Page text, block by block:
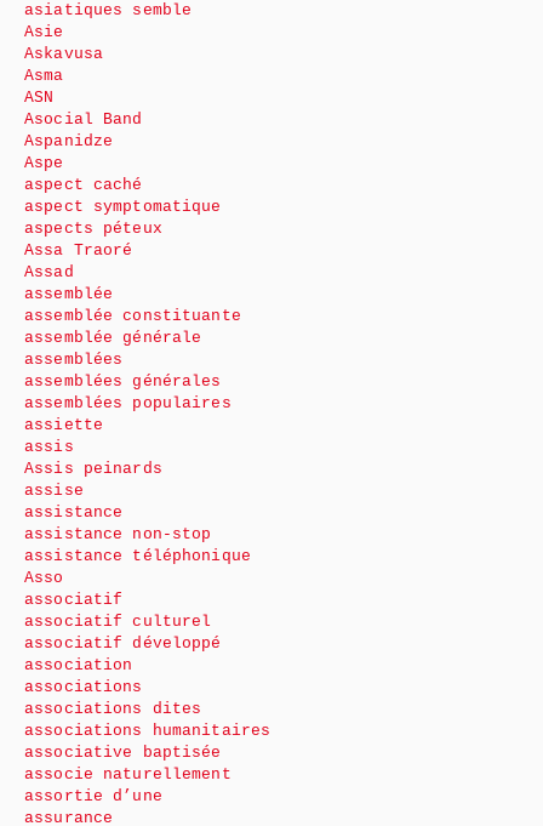
asiatiques semble
Asie
Askavusa
Asma
ASN
Asocial Band
Aspanidze
Aspe
aspect caché
aspect symptomatique
aspects péteux
Assa Traoré
Assad
assemblée
assemblée constituante
assemblée générale
assemblées
assemblées générales
assemblées populaires
assiette
assis
Assis peinards
assise
assistance
assistance non-stop
assistance téléphonique
Asso
associatif
associatif culturel
associatif développé
association
associations
associations dites
associations humanitaires
associative baptisée
associe naturellement
assortie d’une
assurance